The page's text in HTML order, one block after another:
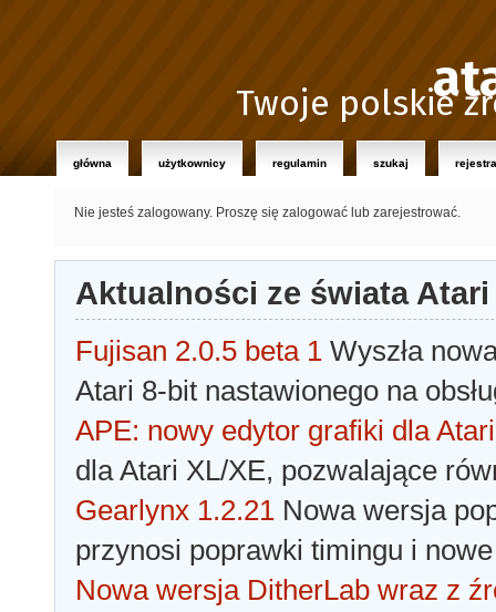
Twoje polskie
główna użytkownicy regulamin szukaj
Nie jesteś zalogowany. Proszę się zalogować lub zarejestrować.
Aktualności ze świata Atari
Fujisan 2.0.5 beta 1 Wyszła
Atari 8-bit nastawionego na
APE: nowy edytor grafiki dla Atari
dla Atari XL/XE, pozwalające
Gearlynx 1.2.21 Nowa wersja
przynosi poprawki timingu i
Nowa wersja DitherLab wraz z